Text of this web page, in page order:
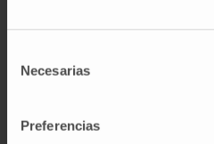
Necesarias
Preferencias
utilizada es el tiempo de
INR. Cada paciente